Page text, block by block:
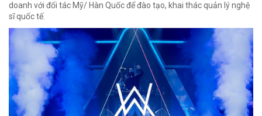
doanh với đối tác Mỹ/ Hàn Quốc để đào tạo, khai thác quản lý nghệ
sĩ quốc tế.